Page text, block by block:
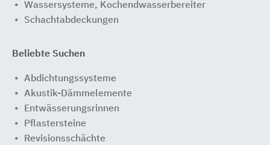
Wassersysteme, Kochendwasserbereiter
Schachtabdeckungen
Beliebte Suchen
Abdichtungssysteme
Akustik-Dämmelemente
Entwässerungsrinnen
Pflastersteine
Revisionsschächte